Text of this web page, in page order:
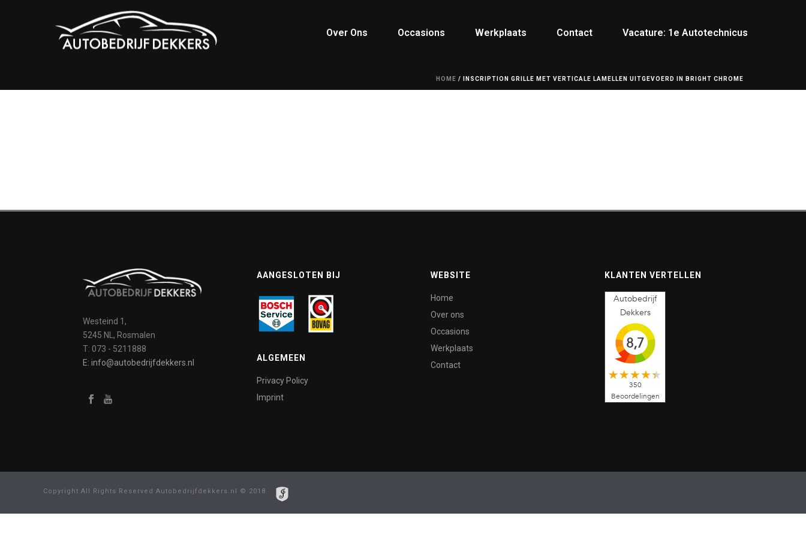
Over Ons Occasions Werkplaats Contact Vacature: 1e Autotechnicus
HOME / INSCRIPTION GRILLE MET VERTICALE LAMELLEN UITGEVOERD IN BRIGHT CHROME
Westeind 1,
5245 NL, Rosmalen
T: 073 - 5211888
E: info@autobedrijfdekkers.nl
AANGESLOTEN BIJ
ALGEMEEN
Privacy Policy
Imprint
WEBSITE
Home
Over ons
Occasions
Werkplaats
Contact
KLANTEN VERTELLEN
Autobedrijf
Dekkers
8,7
350
Beoordelingen
Copyright All Rights Reserved Autobedrijfdekkers.nl © 2018